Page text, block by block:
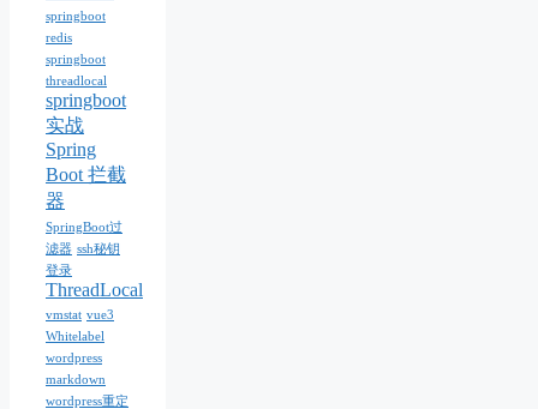
springboot
redis
springboot
threadlocal
springboot
实战
Spring
Boot 拦截
器
SpringBoot过
滤器 ssh秘钥
登录
ThreadLocal
vmstat vue3
Whitelabel
wordpress
markdown
wordpress重定